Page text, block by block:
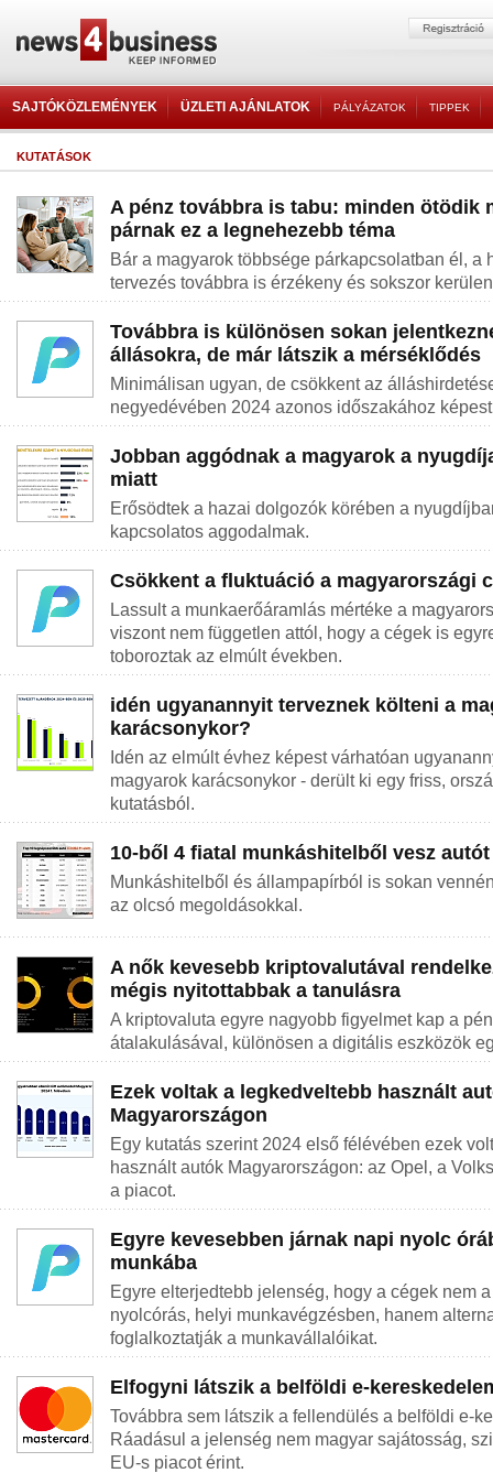
SAJTÓKÖZLEMÉNYEK ÜZLETI AJÁNLATOK PÁLYÁZATOK TIPPEK
KUTATÁSOK
A pénz továbbra is tabu: minden ötödik
párnak ez a legnehezebb téma
Bár a magyarok többsége párkapcsolatban él, a
tervezés továbbra is érzékeny és sokszor
Továbbra is különösen sokan
állásokra, de már látszik a mérséklődés
Minimálisan ugyan, de csökkent az
negyedévében 2024 azonos időszakához
Jobban aggódnak a magyarok a
miatt
Erősödtek a hazai dolgozók körében a
kapcsolatos aggodalmak.
Csökkent a fluktuáció a magyarországi
Lassult a munkaerőáramlás mértéke a
viszont nem független attól, hogy a cégek is
toboroztak az elmúlt években.
idén ugyanannyit terveznek költeni a
karácsonykor?
Idén az elmúlt évhez képest várhatóan
magyarok karácsonykor - derült ki egy friss,
kutatásból.
10-ből 4 fiatal munkáshitelből vesz autót
Munkáshitelből és állampapírból is sokan
az olcsó megoldásokkal.
A nők kevesebb kriptovalutával
mégis nyitottabbak a tanulásra
A kriptovaluta egyre nagyobb figyelmet kap a
átalakulásával, különösen a digitális eszközök
Ezek voltak a legkedveltebb használt
Magyarországon
Egy kutatás szerint 2024 első félévében ezek
használt autók Magyarországon: az Opel, a
a piacot.
Egyre kevesebben járnak napi nyolc
munkába
Egyre elterjedtebb jelenség, hogy a cégek nem
nyolcórás, helyi munkavégzésben, hanem
foglalkoztatják a munkavállalóikat.
Elfogyni látszik a belföldi e-
Továbbra sem látszik a fellendülés a belföldi e-
Ráadásul a jelenség nem magyar sajátosság,
EU-s piacot érint.